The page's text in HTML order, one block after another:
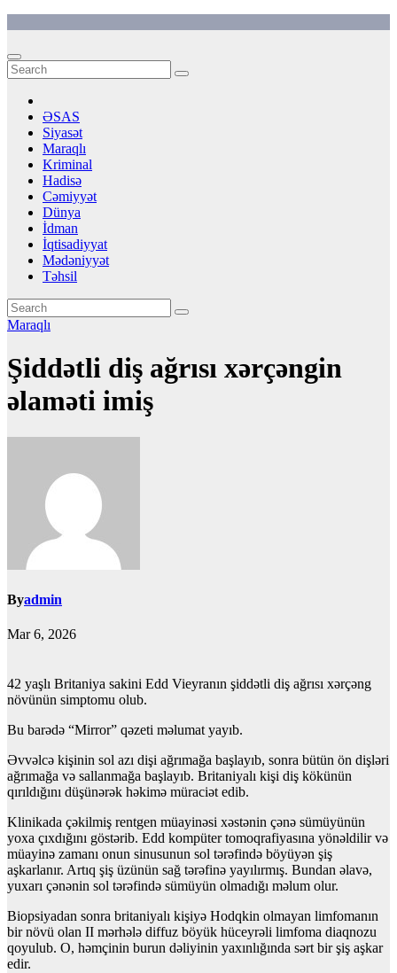
content
ƏSAS
Siyasət
Maraqlı
Kriminal
Hadisə
Cəmiyyət
Dünya
İdman
İqtisadiyyat
Mədəniyyət
Təhsil
Maraqlı
Şiddətli diş ağrısı xərçəngin
əlaməti imiş
Byadmin
Mar 6, 2026
42 yaşlı Britaniya sakini Edd Vieyranın şiddətli diş ağrısı xərçəng
növünün simptomu olub.
Bu barədə “Mirror” qəzeti məlumat yayıb.
Əvvəlcə kişinin sol azı dişi ağrımağa başlayıb, sonra bütün ön dişləri
ağrımağa və sallanmağa başlayıb. Britaniyalı kişi diş kökünün
qırıldığını düşünərək həkimə müraciət edib.
Klinikada çəkilmiş rentgen müayinəsi xəstənin çənə sümüyünün
yoxa çıxdığını göstərib. Edd kompüter tomoqrafiyasına yönəldilir və
müayinə zamanı onun sinusunun sol tərəfində böyüyən şiş
aşkarlanır. Artıq şiş üzünün sağ tərəfinə yayılırmış. Bundan əlavə,
yuxarı çənənin sol tərəfində sümüyün olmadığı məlum olur.
Biopsiyadan sonra britaniyalı kişiyə Hodqkin olmayan limfomanın
bir növü olan II mərhələ diffuz böyük hüceyrəli limfoma diaqnozu
qoyulub. O, həmçinin burun dəliyinin yaxınlığında sərt bir şiş aşkar
edir.